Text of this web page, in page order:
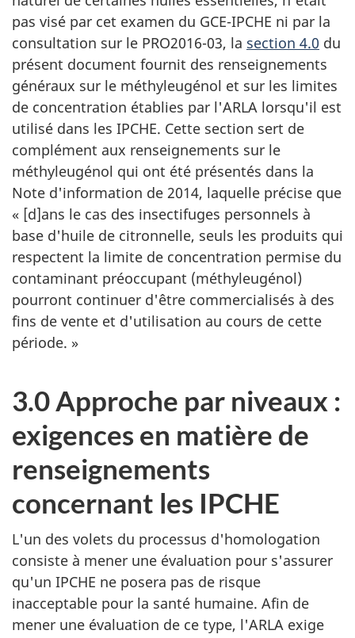
pas visé par cet examen du GCE-IPCHE ni par la
consultation sur le PRO2016-03, la section 4.0 du
présent document fournit des renseignements
généraux sur le méthyleugénol et sur les limites
de concentration établies par l'ARLA lorsqu'il est
utilisé dans les IPCHE. Cette section sert de
complément aux renseignements sur le
méthyleugénol qui ont été présentés dans la
Note d'information de 2014, laquelle précise que
« [d]ans le cas des insectifuges personnels à
base d'huile de citronnelle, seuls les produits qui
respectent la limite de concentration permise du
contaminant préoccupant (méthyleugénol)
pourront continuer d'être commercialisés à des
fins de vente et d'utilisation au cours de cette
période. »
3.0 Approche par niveaux :
exigences en matière de
renseignements
concernant les IPCHE
L'un des volets du processus d'homologation
consiste à mener une évaluation pour s'assurer
qu'un IPCHE ne posera pas de risque
inacceptable pour la santé humaine. Afin de
mener une évaluation de ce type, l'ARLA exige